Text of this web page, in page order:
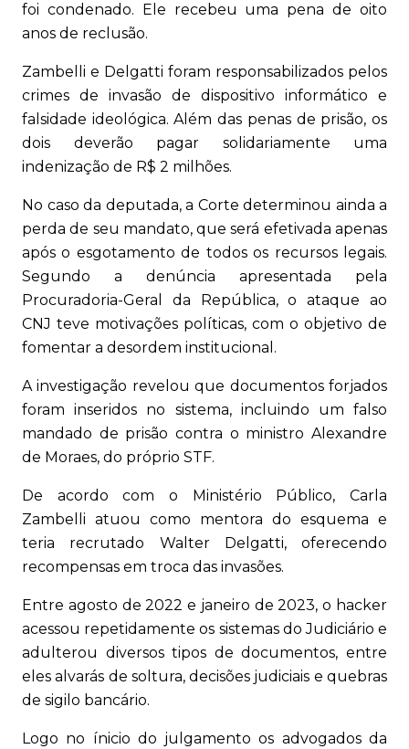
foi condenado. Ele recebeu uma pena de oito
anos de reclusão.
Zambelli e Delgatti foram responsabilizados pelos
crimes de invasão de dispositivo informático e
falsidade ideológica. Além das penas de prisão, os
dois deverão pagar solidariamente uma
indenização de R$ 2 milhões.
No caso da deputada, a Corte determinou ainda a
perda de seu mandato, que será efetivada apenas
após o esgotamento de todos os recursos legais.
Segundo a denúncia apresentada pela
Procuradoria-Geral da República, o ataque ao
CNJ teve motivações políticas, com o objetivo de
fomentar a desordem institucional.
A investigação revelou que documentos forjados
foram inseridos no sistema, incluindo um falso
mandado de prisão contra o ministro Alexandre
de Moraes, do próprio STF.
De acordo com o Ministério Público, Carla
Zambelli atuou como mentora do esquema e
teria recrutado Walter Delgatti, oferecendo
recompensas em troca das invasões.
Entre agosto de 2022 e janeiro de 2023, o hacker
acessou repetidamente os sistemas do Judiciário e
adulterou diversos tipos de documentos, entre
eles alvarás de soltura, decisões judiciais e quebras
de sigilo bancário.
Logo no ínicio do julgamento os advogados da